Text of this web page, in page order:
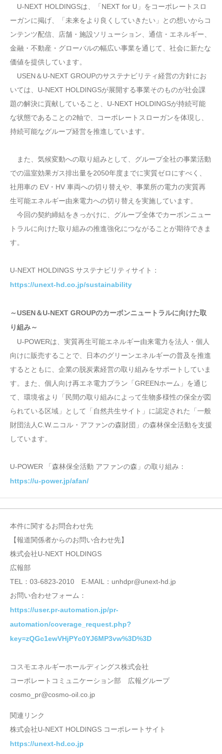
U-NEXT HOLDINGSは、「NEXT for U」をコーポレートスロ
ーガンに掲げ、「未来をより良くしていきたい」との想いからコ
ンテンツ配信、店舗・施設ソリューション、通信・エネルギー、
金融・不動産・グローバルの幅広い事業を通じて、社会に新たな
価値を提供しています。
USEN＆U-NEXT GROUPのサステナビリティ経営の方針にお
いては、U-NEXT HOLDINGSが展開する事業そのものが社会課
題の解決に貢献していること、U-NEXT HOLDINGSが持続可能
な状態であることの2軸で、コーポレートスローガンを体現し、
持続可能なグループ経営を推進しています。
また、気候変動への取り組みとして、グループ全社の事業活動
での温室効果ガス排出量を2050年度までに実質ゼロにすべく、
社用車の EV・HV 車両への切り替えや、事業所の電力の実質再
生可能エネルギー由来電力への切り替えを実施しています。
今回の契約締結をきっかけに、グループ全体でカーボンニュー
トラルに向けた取り組みの推進強化につながることが期待できま
す。
U-NEXT HOLDINGS サステナビリティサイト：
https://unext-hd.co.jp/sustainability
～USEN＆U-NEXT GROUPのカーボンニュートラルに向けた取
り組み～
U-POWERは、実質再生可能エネルギー由来電力を法人・個人
向けに販売することで、日本のグリーンエネルギーの普及を推進
するとともに、企業の脱炭素経営の取り組みをサポートしていま
す。また、個人向け再エネ電力プラン「GREENホーム」を通じ
て、環境省より「民間の取り組みによって生物多様性の保全が図
られている区域」として「自然共生サイト」に認定された「一般
財団法人C.W.ニコル・アファンの森財団」の森林保全活動を支援
しています。
U-POWER 「森林保全活動 アファンの森」の取り組み：
https://u-power.jp/afan/
本件に関するお問合わせ先
【報道関係者からのお問い合わせ先】
株式会社U-NEXT HOLDINGS
広報部
TEL：03-6823-2010 E-MAIL：unhdpr@unext-hd.jp
お問い合わせフォーム：
https://user.pr-automation.jp/pr-
automation/coverage_request.php?
key=zQGc1ewVHjPYc0YJ6MP3vw%3D%3D
コスモエネルギーホールディングス株式会社
コーポレートコミュニケーション部 広報グループ
cosmo_pr@cosmo-oil.co.jp
関連リンク
株式会社U-NEXT HOLDINGS コーポレートサイト
https://unext-hd.co.jp